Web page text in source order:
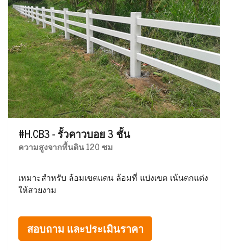
#H.CB3 - รั้วคาวบอย 3 ชั้น
ความสูงจากพื้นดิน 120 ซม
เหมาะสำหรับ ล้อมเขตแดน ล้อมที่ แบ่งเขต เน้นตกแต่ง
ให้สวยงาม
สอบถาม และประเมินราคา